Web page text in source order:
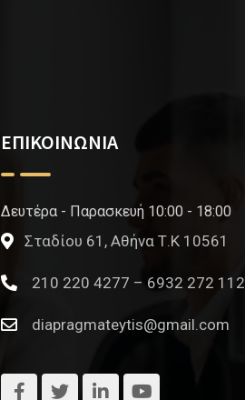
ΕΠΙΚΟΙΝΩΝΙΑ
Δευτέρα - Παρασκευή 10:00 - 18:00
Σταδίου 61, Αθήνα Τ.Κ 10561
210 220 4277 – 6932 272 112
diapragmateytis@gmail.com